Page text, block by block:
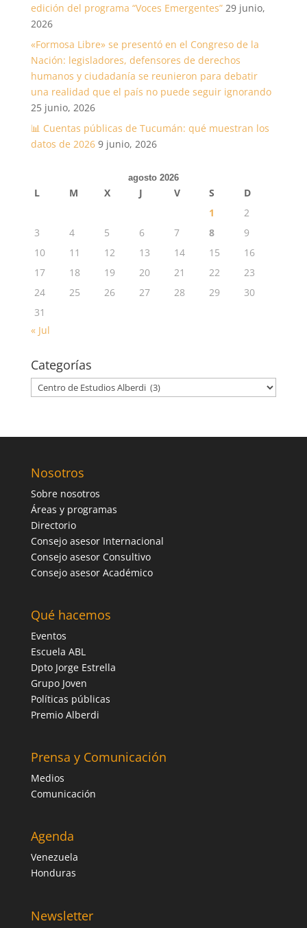
edición del programa “Voces Emergentes” 29 junio,
2026
«Formosa Libre» se presentó en el Congreso de la
Nación: legisladores, defensores de derechos
humanos y ciudadanía se reunieron para debatir
una realidad que el país no puede seguir ignorando
25 junio, 2026
📊 Cuentas públicas de Tucumán: qué muestran los
datos de 2026 9 junio, 2026
agosto 2026
L M X J V S
D
1
2
3
4 5 6 7 8
9
10
11 12 13 14 15
16
17
18 19 20 21 22
23
24
25 26 27 28 29
30
31
« Jul
Categorías
Categorías
Nosotros
Sobre nosotros
Áreas y programas
Directorio
Consejo asesor Internacional
Consejo asesor Consultivo
Consejo asesor Académico
Qué hacemos
Eventos
Escuela ABL
Dpto Jorge Estrella
Grupo Joven
Políticas públicas
Premio Alberdi
Prensa y Comunicación
Medios
Comunicación
Agenda
Venezuela
Honduras
Newsletter